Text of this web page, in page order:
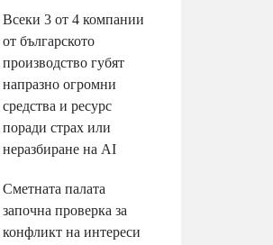
Всеки 3 от 4 компании
от българското
производство губят
напразно огромни
средства и ресурс
поради страх или
неразбиране на AI
Сметната палата
започна проверка за
конфликт на интереси